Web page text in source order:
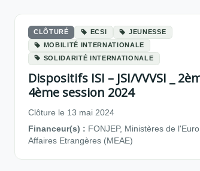
CLÔTURÉ ECSI
JEUNESSE
MOBILITÉ INTERNATIONALE
SOLIDARITÉ INTERNATIONALE
Dispositifs ISI – JSI/VVVSI _
4ème session 2024
Clôture le 13 mai 2024
Financeur(s) : FONJEP, Ministères de
Affaires Etrangères (MEAE)